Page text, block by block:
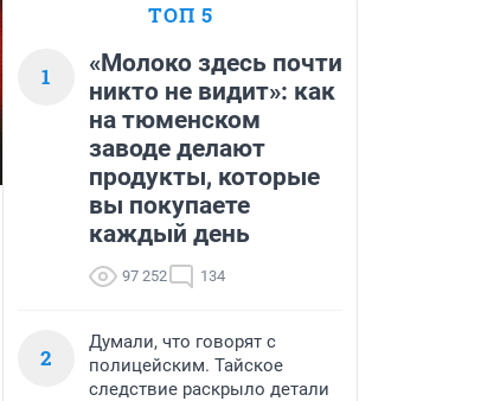
ТОП 5
1
«Молоко здесь почти
никто не видит»: как
на тюменском
заводе делают
продукты, которые
вы покупаете
каждый день
97 252 134
2
Думали, что говорят с
полицейским. Тайское
следствие раскрыло детали